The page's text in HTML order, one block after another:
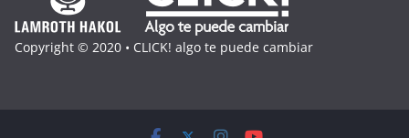
Copyright © 2020 • CLICK! algo te puede cambiar